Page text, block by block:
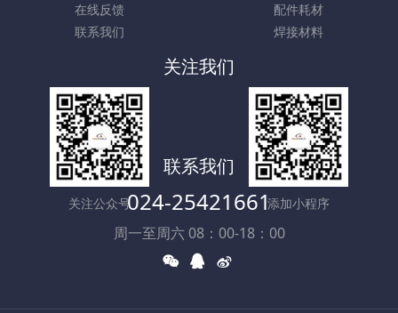
在线反馈
联系我们
配件耗材
焊接材料
关注我们
关注公众号 添加小程序
联系我们
024-25421661
周一至周六 08：00-18：00